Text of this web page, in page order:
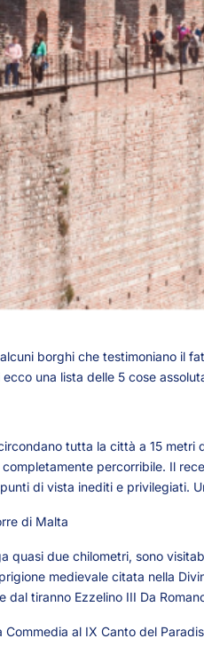
borghi che testimoniano il
ecco una lista delle 5 cose
tutta la città a 15 metri
percorribile. Il
di vista inediti e privilegiati.
di Malta
quasi due chilometri, sono
medievale citata nella
dal tiranno Ezzelino III Da
Commedia al IX Canto del